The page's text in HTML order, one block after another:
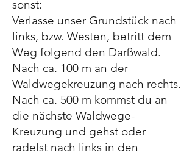
sonst:
Verlasse unser Grundstück nach
links, bzw. Westen, betritt dem
Weg folgend den Darßwald.
Nach ca. 100 m an der
Waldwegekreuzung nach rechts.
Nach ca. 500 m kommst du an
die nächste Waldwege-
Kreuzung und gehst oder
radelst nach links in den